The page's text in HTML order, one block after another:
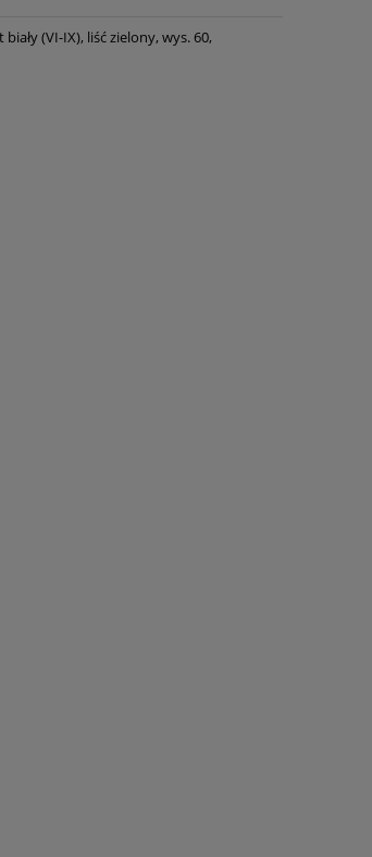
(VI-IX), liść zielony, wys. 60,